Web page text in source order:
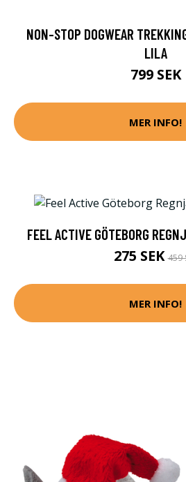
NON-STOP DOGWEAR
LILA
799 SEK
MER INFO!
FEEL ACTIVE GÖTEBORG
275 SEK459
MER INFO!